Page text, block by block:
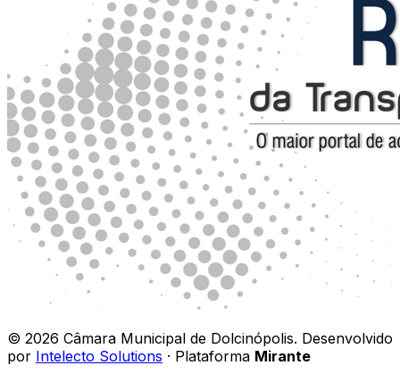
© 2026 Câmara Municipal de Dolcinópolis. Desenvolvido
por Intelecto Solutions · Plataforma Mirante